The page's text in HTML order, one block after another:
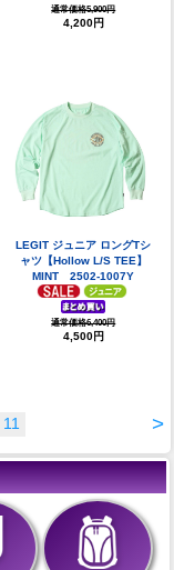
通常価格5,900円
4,200円
LEGIT ジュニア ロングTシ
ャツ【Hollow L/S TEE】
MINT 2502-1007Y
通常価格6,400円
4,500円
>
11